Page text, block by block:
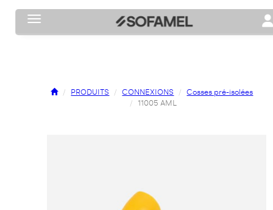
Toggle navigation
PRODUITS CONNEXIONS
Cosses pré-isolées
11005 AML